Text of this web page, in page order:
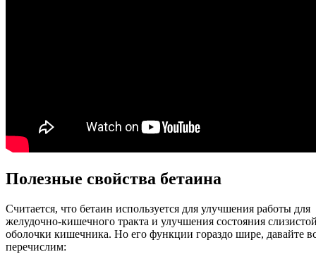
Полезные свойства бетаина
Считается, что бетаин используется для улучшения работы для
желудочно-кишечного тракта и улучшения состояния
оболочки кишечника. Но его функции гораздо шире, давайте
перечислим: